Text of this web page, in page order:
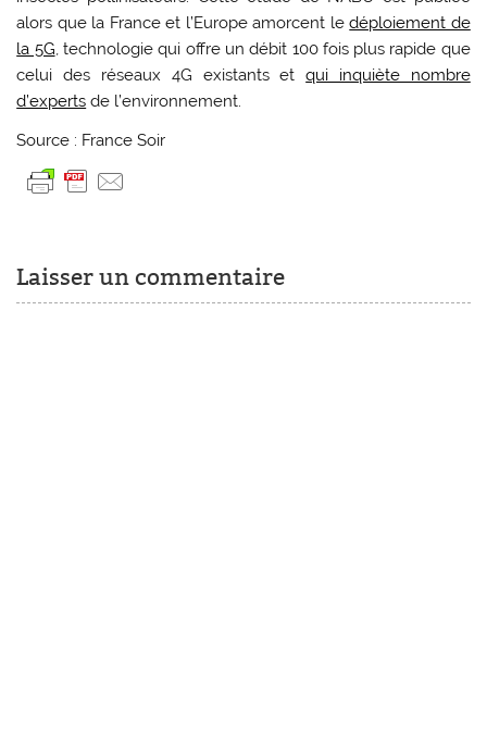
alors que la France et l’Europe amorcent ledéploiement de
la 5G, technologie qui offre un débit 100 fois plus rapide que
celui des réseaux 4G existants etqui inquiète nombre
d’experts de l’environnement.
Source : France Soir
Laisser un commentaire